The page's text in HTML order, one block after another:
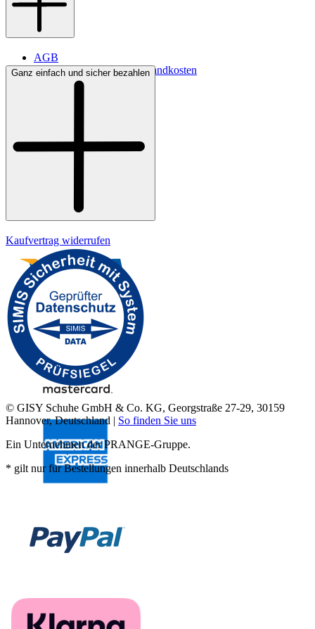
AGB
Lieferbedingungen & Versandkosten
Bezahlung
Ganz einfach und sicher bezahlen
Kaufvertrag widerrufen
© GISY Schuhe GmbH & Co. KG, Georgstraße 27-29, 30159
Hannover, Deutschland | So finden Sie uns
Ein Unternehmen der PRANGE-Gruppe.
* gilt nur für Bestellungen innerhalb Deutschlands